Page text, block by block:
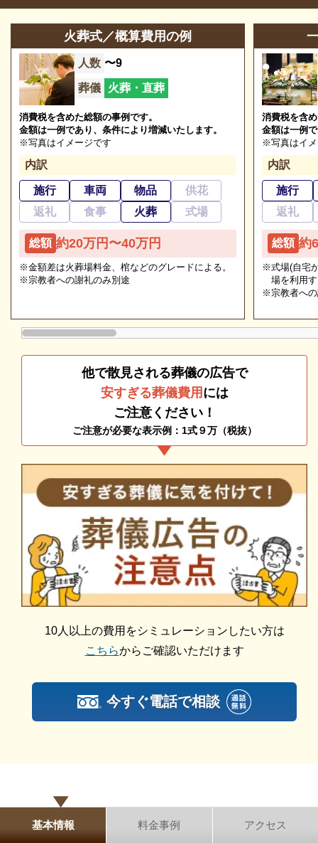
もしもの時は深夜・早朝に関わらず、まずはお電話く
ださい
ご状況・ご希望などをお伺いしながら段取りを進めま
す。病院などから故人を移動する車両（寝台車）の手
配、ご安置先（霊安室・安置室）などについても、ご
案内をいたします。
葬儀のことなら何でもお任せください
ご希望にあわせて葬儀の段取りを進めます。火葬場、
霊柩車などの手配をはじめ、必要な葬具（祭壇、棺、
ドライアイス）などを、ご希望にあわせてご用意いた
す。まずはお電話ください。
ご相談は無料で承ります
のある方でもわからないことが多いものです。少しで
も不安や心配事があれば、些細と思われることでも遠
参列等のお問合せ 0120-52-4966
営業時間 24時間
定休日
※2023/11/19時点
ウィズホール新宮の葬儀の種類
ウィズホール新宮で執り行える葬儀の種類についてご
紹介します。
ウィズホール新宮の一般葬
一般葬とは、たくさんの参列者を招いて通夜式・告別
式を執り行う、伝統的な葬儀形態です。
参列者が多い場合や、格調高い葬儀を執り行いたい場
合におすすめです。
一般葬では、火葬、遺体搬送、遺体安置、通夜式、告
別式、式中初七日法要といった一通りの儀式を執り行
そのため、故人のために質の高い葬儀をあげ、できる
かぎり故人を手厚く弔いたいという方におすすめで
す。
ウィズホール新宮の一日葬
ウィズホール新宮では「一日葬」が可能です。
一日葬とは、通夜式をせずに、告別式から火葬までを
いは火葬だけでは寂しいのでもう少し故人を手厚く弔
火葬式／概算費用の例
人数 〜9
葬儀 火葬・直葬
消費税を含めた総額の事例です。
金額は一例であり、条件により増減いたします。
※写真はイメージです
内訳
施行 車両 物品
供花
返礼
食事 火葬 式場
総額 約20万円〜40万円
※金額差は火葬場料金、棺などのグレードによる。
※宗教者への謝礼のみ別途
消費税を含
金額は一例
※写真はイ
内訳
施行
返礼
総額 約
※式場(自宅
場を利用
※宗教者へ
他で散見される葬儀の広告で
安すぎる葬儀費用 には
ご注意ください！
ご注意が必要な表示例：1式９万（税抜）
10人以上の費用をシミュレーションしたい方は
こちらからご確認いただけます
今すぐ電話で相談
基本情報 料金事例 アクセス